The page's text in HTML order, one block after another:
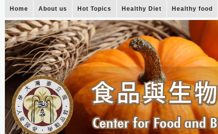
Home About us Hot Topics Healthy Diet Healthy food